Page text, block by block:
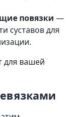
повязки —
суставов для
для вашей